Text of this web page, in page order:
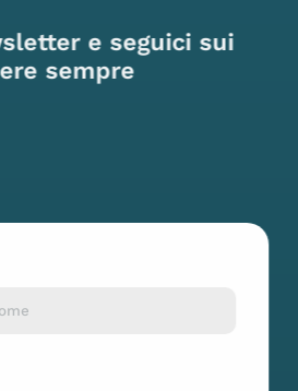
e seguici sui
sempre